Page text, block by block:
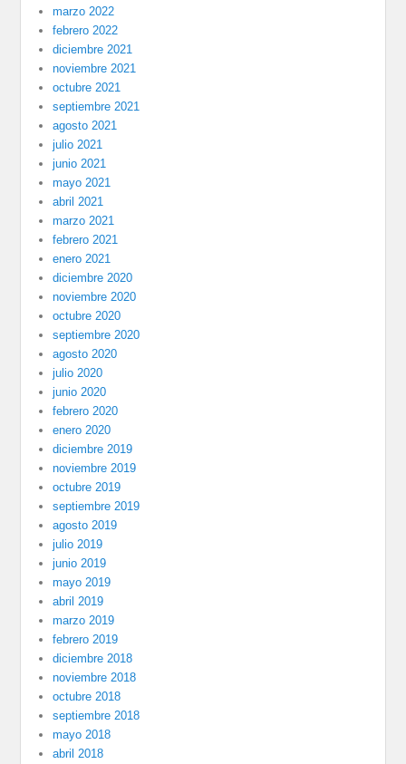
marzo 2022
febrero 2022
diciembre 2021
noviembre 2021
octubre 2021
septiembre 2021
agosto 2021
julio 2021
junio 2021
mayo 2021
abril 2021
marzo 2021
febrero 2021
enero 2021
diciembre 2020
noviembre 2020
octubre 2020
septiembre 2020
agosto 2020
julio 2020
junio 2020
febrero 2020
enero 2020
diciembre 2019
noviembre 2019
octubre 2019
septiembre 2019
agosto 2019
julio 2019
junio 2019
mayo 2019
abril 2019
marzo 2019
febrero 2019
diciembre 2018
noviembre 2018
octubre 2018
septiembre 2018
mayo 2018
abril 2018